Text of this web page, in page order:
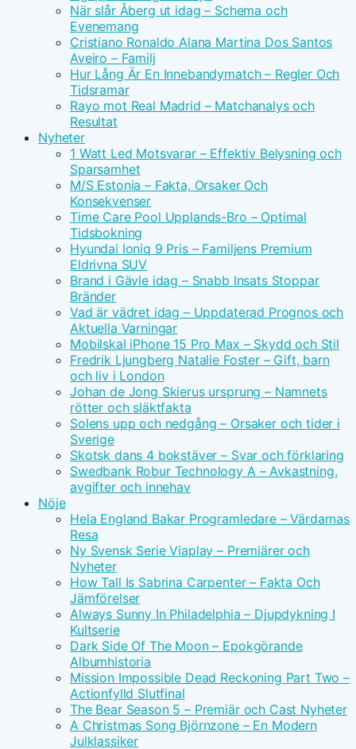
När slår Åberg ut idag – Schema och
Evenemang
Cristiano Ronaldo Alana Martina Dos Santos
Aveiro – Familj
Hur Lång Är En Innebandymatch – Regler Och
Tidsramar
Rayo mot Real Madrid – Matchanalys och
Resultat
Nyheter
1 Watt Led Motsvarar – Effektiv Belysning och
Sparsamhet
M/S Estonia – Fakta, Orsaker Och
Konsekvenser
Time Care Pool Upplands-Bro – Optimal
Tidsbokning
Hyundai Ioniq 9 Pris – Familjens Premium
Eldrivna SUV
Brand i Gävle idag – Snabb Insats Stoppar
Bränder
Vad är vädret idag – Uppdaterad Prognos och
Aktuella Varningar
Mobilskal iPhone 15 Pro Max – Skydd och Stil
Fredrik Ljungberg Natalie Foster – Gift, barn
och liv i London
Johan de Jong Skierus ursprung – Namnets
rötter och släktfakta
Solens upp och nedgång – Orsaker och tider i
Sverige
Skotsk dans 4 bokstäver – Svar och förklaring
Swedbank Robur Technology A – Avkastning,
avgifter och innehav
Nöje
Hela England Bakar Programledare – Värdarnas
Resa
Ny Svensk Serie Viaplay – Premiärer och
Nyheter
How Tall Is Sabrina Carpenter – Fakta Och
Jämförelser
Always Sunny In Philadelphia – Djupdykning I
Kultserie
Dark Side Of The Moon – Epokgörande
Albumhistoria
Mission Impossible Dead Reckoning Part Two –
Actionfylld Slutfinal
The Bear Season 5 – Premiär och Cast Nyheter
A Christmas Song Björnzone – En Modern
Julklassiker